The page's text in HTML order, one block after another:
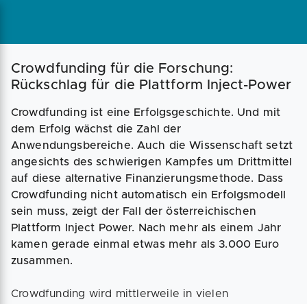
Magazin Businessplan Fördermittel
Crowdfunding für die Forschung:
Rückschlag für die Plattform Inject-Power
Crowdfunding ist eine Erfolgsgeschichte. Und mit
dem Erfolg wächst die Zahl der
Anwendungsbereiche. Auch die Wissenschaft setzt
angesichts des schwierigen Kampfes um Drittmittel
auf diese alternative Finanzierungsmethode. Dass
Crowdfunding nicht automatisch ein Erfolgsmodell
sein muss, zeigt der Fall der österreichischen
Plattform Inject Power. Nach mehr als einem Jahr
kamen gerade einmal etwas mehr als 3.000 Euro
zusammen.
Crowdfunding wird mittlerweile in vielen